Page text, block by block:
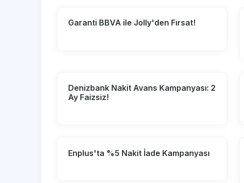
Garanti BBVA ile Jolly'den Fırsat!
Denizbank Nakit Avans Kampanyası: 2
Ay Faizsiz!
Enplus'ta %5 Nakit İade Kampanyası